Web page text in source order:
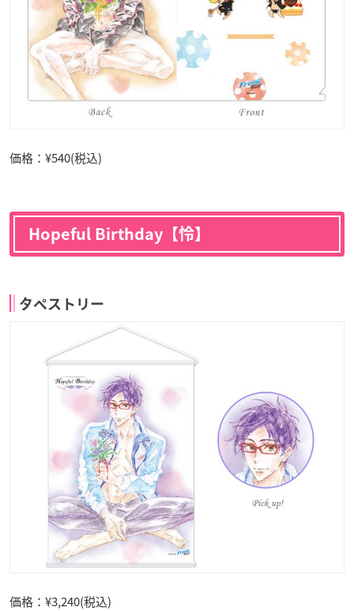
価格：¥540(税込)
Hopeful Birthday【怜】
タペストリー
価格：¥3,240(税込)